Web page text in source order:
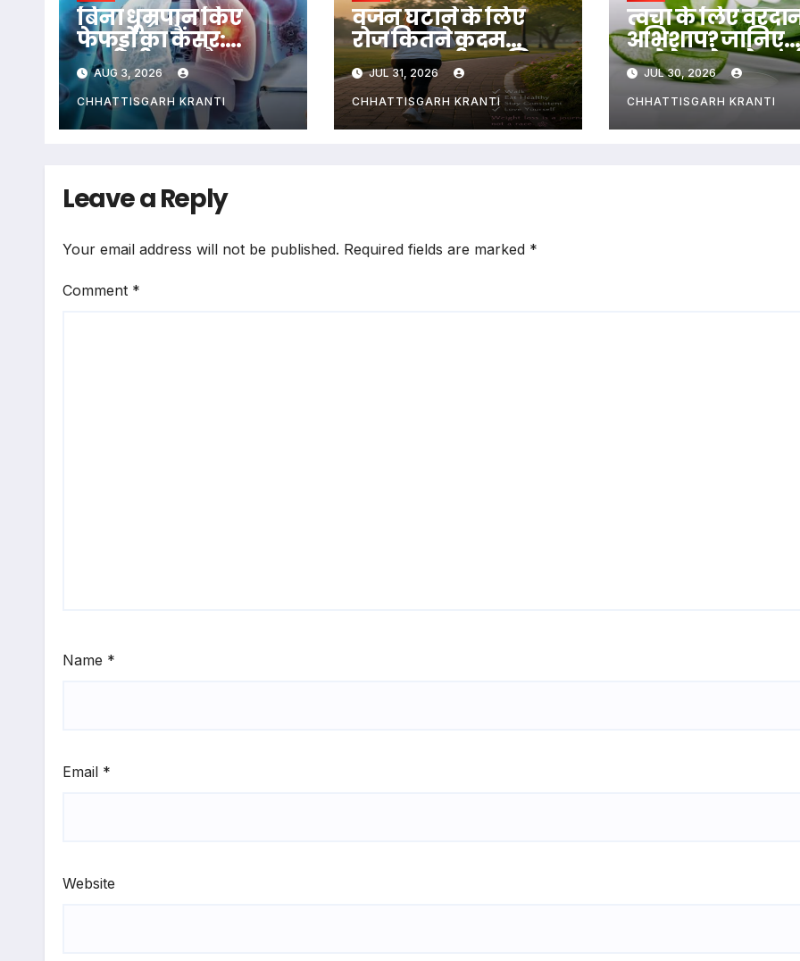
बिना धूम्रपान किए
फेफड़ों का कैंसर:
जहरीली हवा और
प्रदूषित घर ले रहे जान
AUG 3, 2026
CHHATTISGARH KRANTI
वजन घटाने के लिए
रोज कितने कदम
चलना जरूरी? जानिए
पूरा गणित
JUL 31, 2026
CHHATTISGARH KRANTI
त्वचा के लिए
अभिशाप? जानिए
एलोवेरा जेल के
नुकसान और सही
तरीका….
JUL 30, 2026
CHHATTISGARH KRANTI
Leave a Reply
Your email address will not be published. Required fields are marked *
Comment *
Name *
Email *
Website